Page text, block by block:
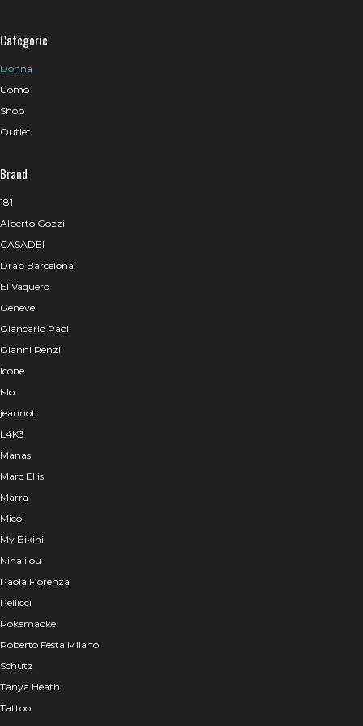
Categorie
Donna
Uomo
Shop
Outlet
Brand
181
Alberto Gozzi
CASADEI
Drap Barcelona
El Vaquero
Geneve
Giancarlo Paoli
Gianni Renzi
Icone
Islo
jeannot
L4K3
Manas
Marc Ellis
Marra
Micol
My Bikini
Ninalilou
Paola Fiorenza
Pellicci
Pokemaoke
Roberto Festa Milano
Schutz
Tanya Heath
Tattoo